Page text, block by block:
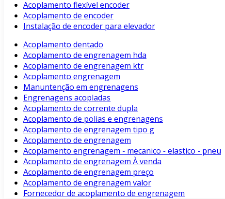
Acoplamento flexível encoder
Acoplamento de encoder
Instalação de encoder para elevador
Acoplamento dentado
Acoplamento de engrenagem hda
Acoplamento de engrenagem ktr
Acoplamento engrenagem
Manuntenção em engrenagens
Engrenagens acopladas
Acoplamento de corrente dupla
Acoplamento de polias e engrenagens
Acoplamento de engrenagem tipo g
Acoplamento de engrenagem
Acoplamento engrenagem - mecanico - elastico - pneu
Acoplamento de engrenagem À venda
Acoplamento de engrenagem preço
Acoplamento de engrenagem valor
Fornecedor de acoplamento de engrenagem